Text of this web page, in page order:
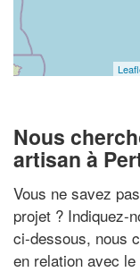
Nous
artisan à
Vous ne savez
projet ? Indiquez-
ci-dessous, nous
en relation avec le